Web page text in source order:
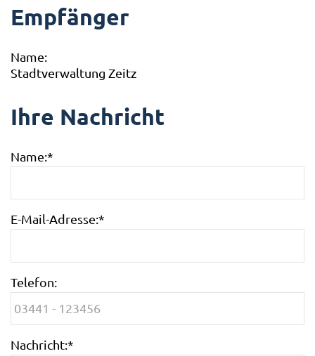
Empfänger
Name:
Stadtverwaltung Zeitz
Ihre Nachricht
Name:*
E-Mail-Adresse:*
Telefon:
Nachricht:*